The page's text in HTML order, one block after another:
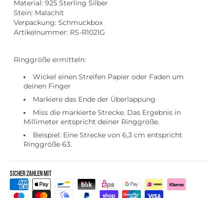
Material: 925 Sterling Silber
Stein: Malachit
Verpackung: Schmuckbox
Artikelnummer: RS-R1021G
Ringgröße ermitteln:
Wickel einen Streifen Papier oder Faden um
deinen Finger
Markiere das Ende der Überlappung
Miss die markierte Strecke. Das Ergebnis in
Millimeter entspricht deiner Ringgröße.
Beispiel: Eine Strecke von 6,3 cm entspricht
Ringgröße 63.
Sicher zahlen mit